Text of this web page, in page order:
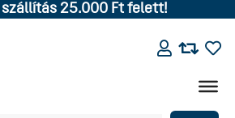
szállítás 25.000 Ft felett!